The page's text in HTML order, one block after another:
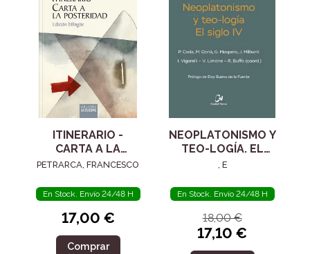
ITINERARIO -
CARTA A LA
POSTERIDAD
PETRARCA, FRANCESCO
En Stock. Envío 24/48 H
17,00 €
Comprar
NEOPLATONISMO Y
TEO-LOGÍA. EL
SIGLO IV
, E
En Stock. Envío 24/48 H
18,00 €
17,10 €